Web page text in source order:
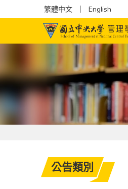
繁體中文 English
公告類別